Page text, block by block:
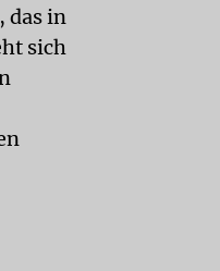
das in
sich